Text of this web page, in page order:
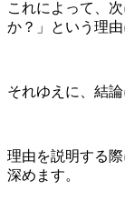
これによって、
か？」という理
それゆえに、結
理由を説明する
深めます。